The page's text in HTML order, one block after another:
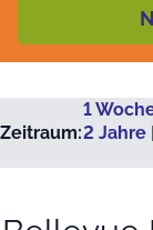
Zeitraum:
1
2 Jahre |